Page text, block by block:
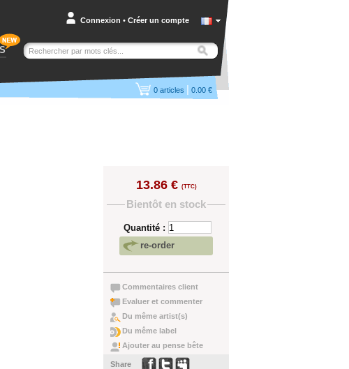
Connexion • Créer un compte
0 articles | 0.00 €
13.86 € (TTC)
Bientôt en stock
Quantité :
re-order
Commentaires client
Evaluer et commenter
Du même artist(s)
Du même label
Ajouter au pense bête
Share